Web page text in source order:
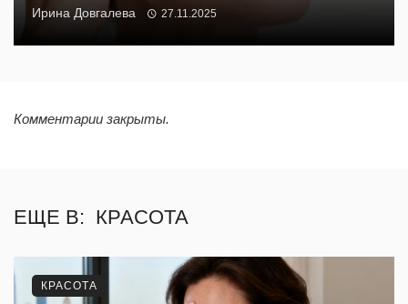
Ирина Довгалева 27.11.2025
Комментарии закрыты.
ЕЩЕ В: КРАСОТА
КРАСОТА